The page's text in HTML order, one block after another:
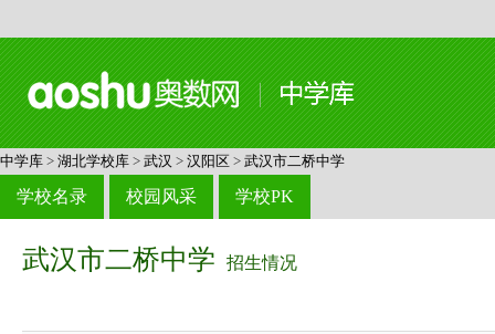
中学库 > 湖北学校库 > 武汉 > 汉阳区 > 武汉市二桥中学
学校名录 校园风采 学校PK
武汉市二桥中学 招生情况